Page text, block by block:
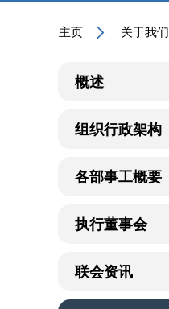
主页 关于我们
概述
组织行政架构
各部事工概要
执行董事会
联会资讯